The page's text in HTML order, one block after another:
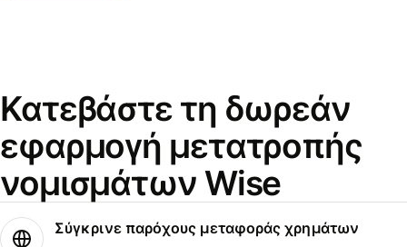
Κατεβάστε τη δωρεάν
εφαρμογή μετατροπής
νομισμάτων Wise
Σύγκρινε παρόχους μεταφοράς χρημάτων